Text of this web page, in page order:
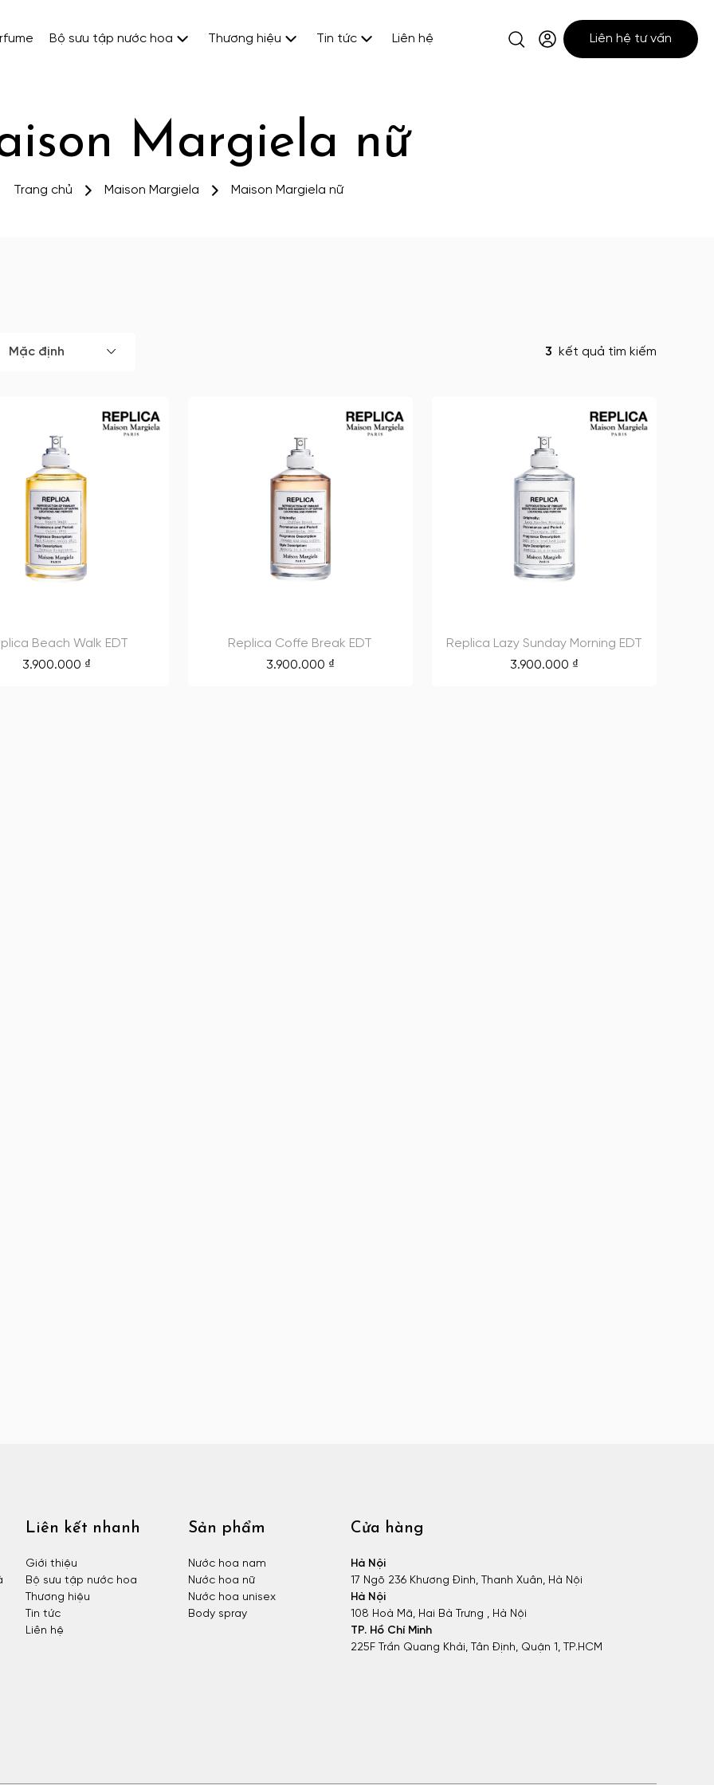
Bộ sưu tập nước hoa Thương hiệu Tin tức Liên hệ Liên hệ tư vấn
Margiela nữ
Trang chủ Maison Margiela Maison Margiela nữ
Mặc định 3 kết quả tìm kiếm
Beach Walk EDT
3.900.000 ₫
Replica Coffe Break EDT
3.900.000 ₫
Replica Lazy Sunday Morning EDT
3.900.000 ₫
Liên kết nhanh
Giới thiệu
Bộ sưu tập nước hoa
Thương hiệu
Tin tức
Liên hệ
Sản phẩm
Nước hoa nam
Nước hoa nữ
Nước hoa unisex
Body spray
Cửa hàng
Hà Nội
17 Ngõ 236 Khương Đình, Thanh Xuân, Hà Nội
Hà Nội
108 Hoà Mã, Hai Bà Trưng , Hà Nội
TP. Hồ Chí Minh
225F Trần Quang Khải, Tân Định, Quận 1, TP.HCM